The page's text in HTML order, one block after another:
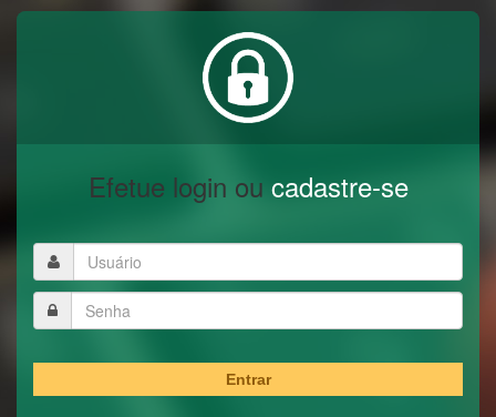
Efetue login ou cadastre-se
Entrar